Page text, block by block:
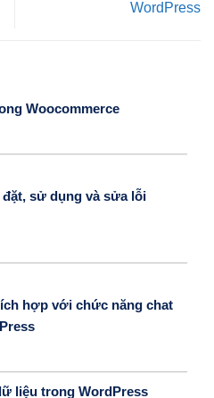
WordPress
Woocommerce
sử dụng và sửa lỗi
hợp với chức năng chat
liệu trong WordPress